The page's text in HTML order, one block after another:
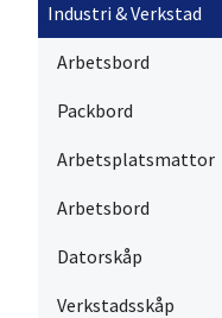
Industri & Verkstad
Arbetsbord
Packbord
Arbetsplatsmattor
Arbetsbord
Datorskåp
Verkstadsskåp